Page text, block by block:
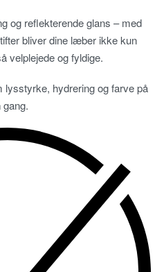
og reflekterende glans – med
bliver dine læber ikke kun
velplejede og fyldige.
lysstyrke, hydrering og farve på
gang.